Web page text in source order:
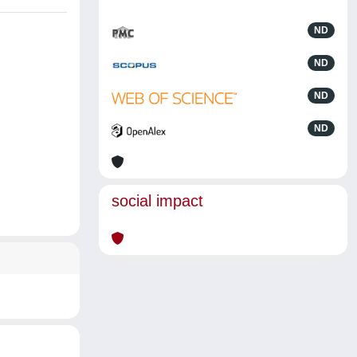
ND
ND
ND
ND
social impact